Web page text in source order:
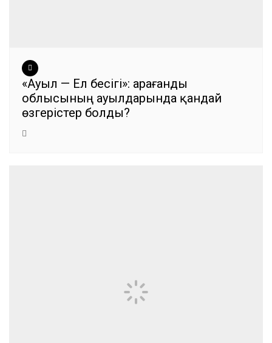
«Ауыл — Ел бесігі»: Қарағанды
облысының ауылдарында қандай
өзгерістер болды?